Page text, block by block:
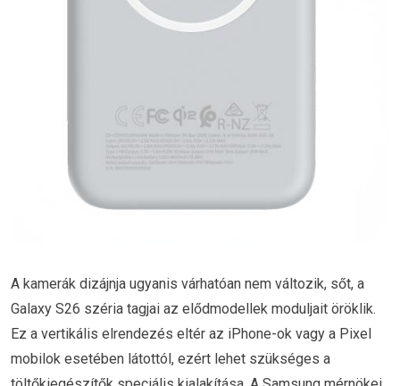
A kamerák dizájnja ugyanis várhatóan nem változik, sőt, a
Galaxy S26 széria tagjai az elődmodellek moduljait öröklik.
Ez a vertikális elrendezés eltér az iPhone-ok vagy a Pixel
mobilok esetében látottól, ezért lehet szükséges a